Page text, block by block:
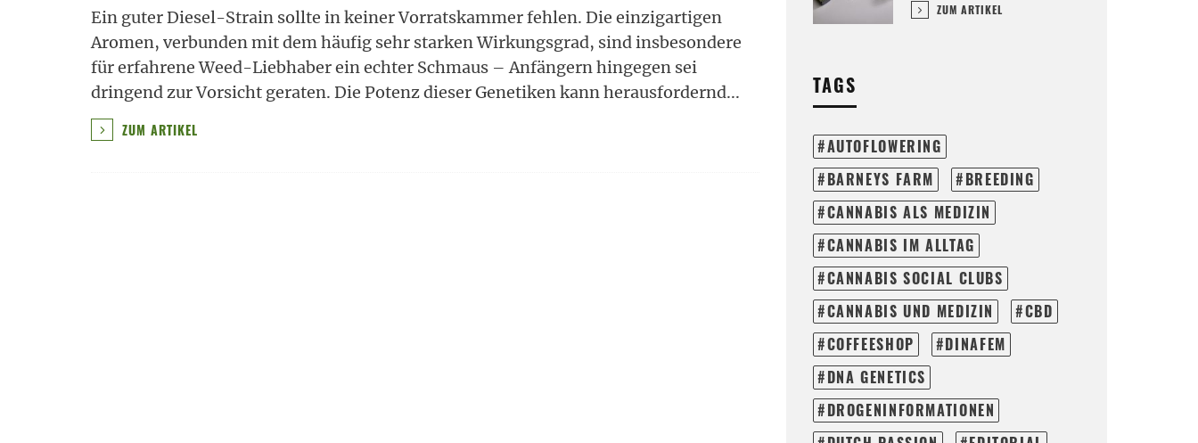
Ein guter Diesel-Strain sollte in keiner Vorratskammer fehlen. Die einzigartigen
Aromen, verbunden mit dem häufig sehr starken Wirkungsgrad, sind insbesondere
für erfahrene Weed-Liebhaber ein echter Schmaus – Anfängern hingegen sei
dringend zur Vorsicht geraten. Die Potenz dieser Genetiken kann herausfordernd...
ZUM ARTIKEL
ZUM ARTIKEL
TAGS
AUTOFLOWERING
BARNEYS FARM
BREEDING
CANNABIS ALS MEDIZIN
CANNABIS IM ALLTAG
CANNABIS SOCIAL CLUBS
CANNABIS UND MEDIZIN
CBD
COFFEESHOP
DINAFEM
DNA GENETICS
DROGENINFORMATIONEN